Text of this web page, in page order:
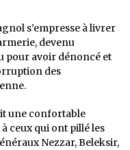
s’empresse à livrer
devenu
pour avoir dénoncé et
des
une confortable
ceux qui ont pillé les
Nezzar, Beleksir,